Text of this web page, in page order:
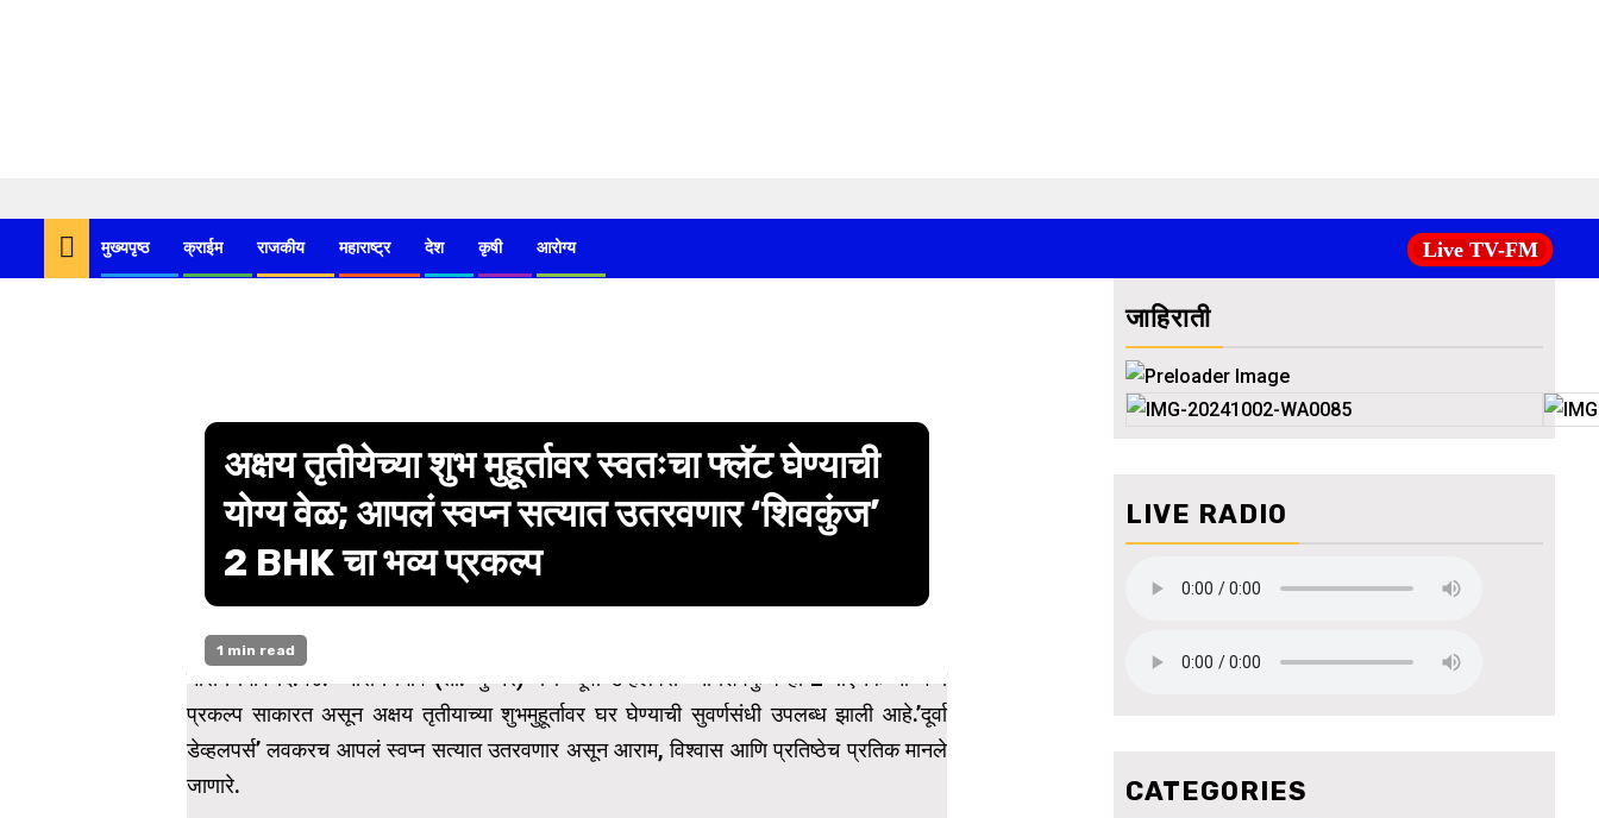
content
मुख्यपृष्ठ क्राईम राजकीय महाराष्ट्र देश कृषी आरोग्य Live TV-FM
अक्षय तृतीयेच्या शुभ मुहूर्तावर स्वतःचा फ्लॅट घेण्याची
योग्य वेळ; आपलं स्वप्न सत्यात उतरवणार ‘शिवकुंज’
2 BHK चा भव्य प्रकल्प
1 min read
नारायणगाव दि.१४:- नारायणगाव (ता. जुन्नर) येथे “दूर्वा डेव्हलपर्स” चा शिवकुंज हा 2 बीएचके चा भव्य
प्रकल्प साकारत असून अक्षय तृतीयाच्या शुभमुहूर्तावर घर घेण्याची सुवर्णसंधी उपलब्ध झाली आहे.’दूर्वा
डेव्हलपर्स’ लवकरच आपलं स्वप्न सत्यात उतरवणार असून आराम, विश्वास आणि प्रतिष्ठेच प्रतिक मानले
जाणारे.
जाहिराती
LIVE RADIO
CATEGORIES